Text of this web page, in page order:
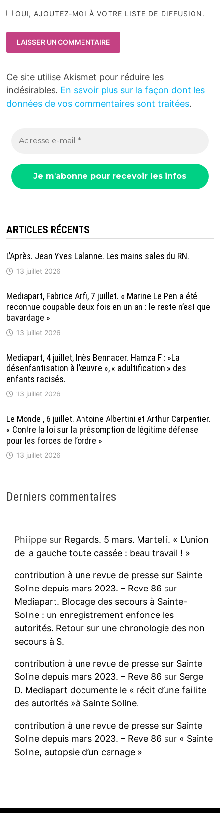
OUI, AJOUTEZ-MOI À VOTRE LISTE DE DIFFUSION.
Ce site utilise Akismet pour réduire les
indésirables. En savoir plus sur la façon dont les
données de vos commentaires sont traitées.
ARTICLES RÉCENTS
L’Après. Jean Yves Lalanne. Les mains sales du RN.
13 juillet 2026
Mediapart, Fabrice Arfi, 7 juillet. « Marine Le Pen a été
reconnue coupable deux fois en un an : le reste n’est que
bavardage »
13 juillet 2026
Mediapart, 4 juillet, Inès Bennacer. Hamza F : »La
désenfantisation à l’œuvre », « adultification » des
enfants racisés.
13 juillet 2026
Le Monde , 6 juillet. Antoine Albertini et Arthur Carpentier.
« Contre la loi sur la présomption de légitime défense
pour les forces de l’ordre »
13 juillet 2026
Derniers commentaires
Philippesur Regards. 5 mars. Martelli. « L’union
de la gauche toute cassée : beau travail ! »
contribution à une revue de presse sur Sainte
Soline depuis mars 2023. – Reve 86 sur
Mediapart. Blocage des secours à Sainte-
Soline : un enregistrement enfonce les
autorités. Retour sur une chronologie des non
secours à S.
contribution à une revue de presse sur Sainte
Soline depuis mars 2023. – Reve 86 sur Serge
D. Mediapart documente le « récit d’une faillite
des autorités »à Sainte Soline.
contribution à une revue de presse sur Sainte
Soline depuis mars 2023. – Reve 86 sur « Sainte
Soline, autopsie d’un carnage »